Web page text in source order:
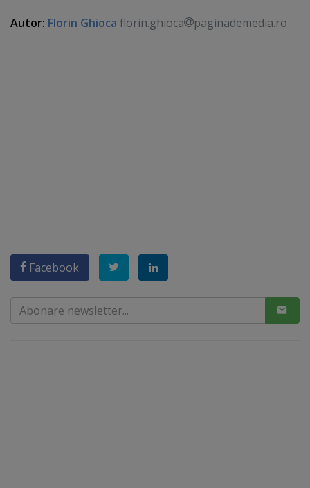
Autor: Florin Ghioca florin.ghioca paginademedia.ro
Facebook